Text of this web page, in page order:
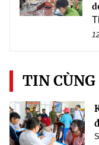
TIN CÙNG